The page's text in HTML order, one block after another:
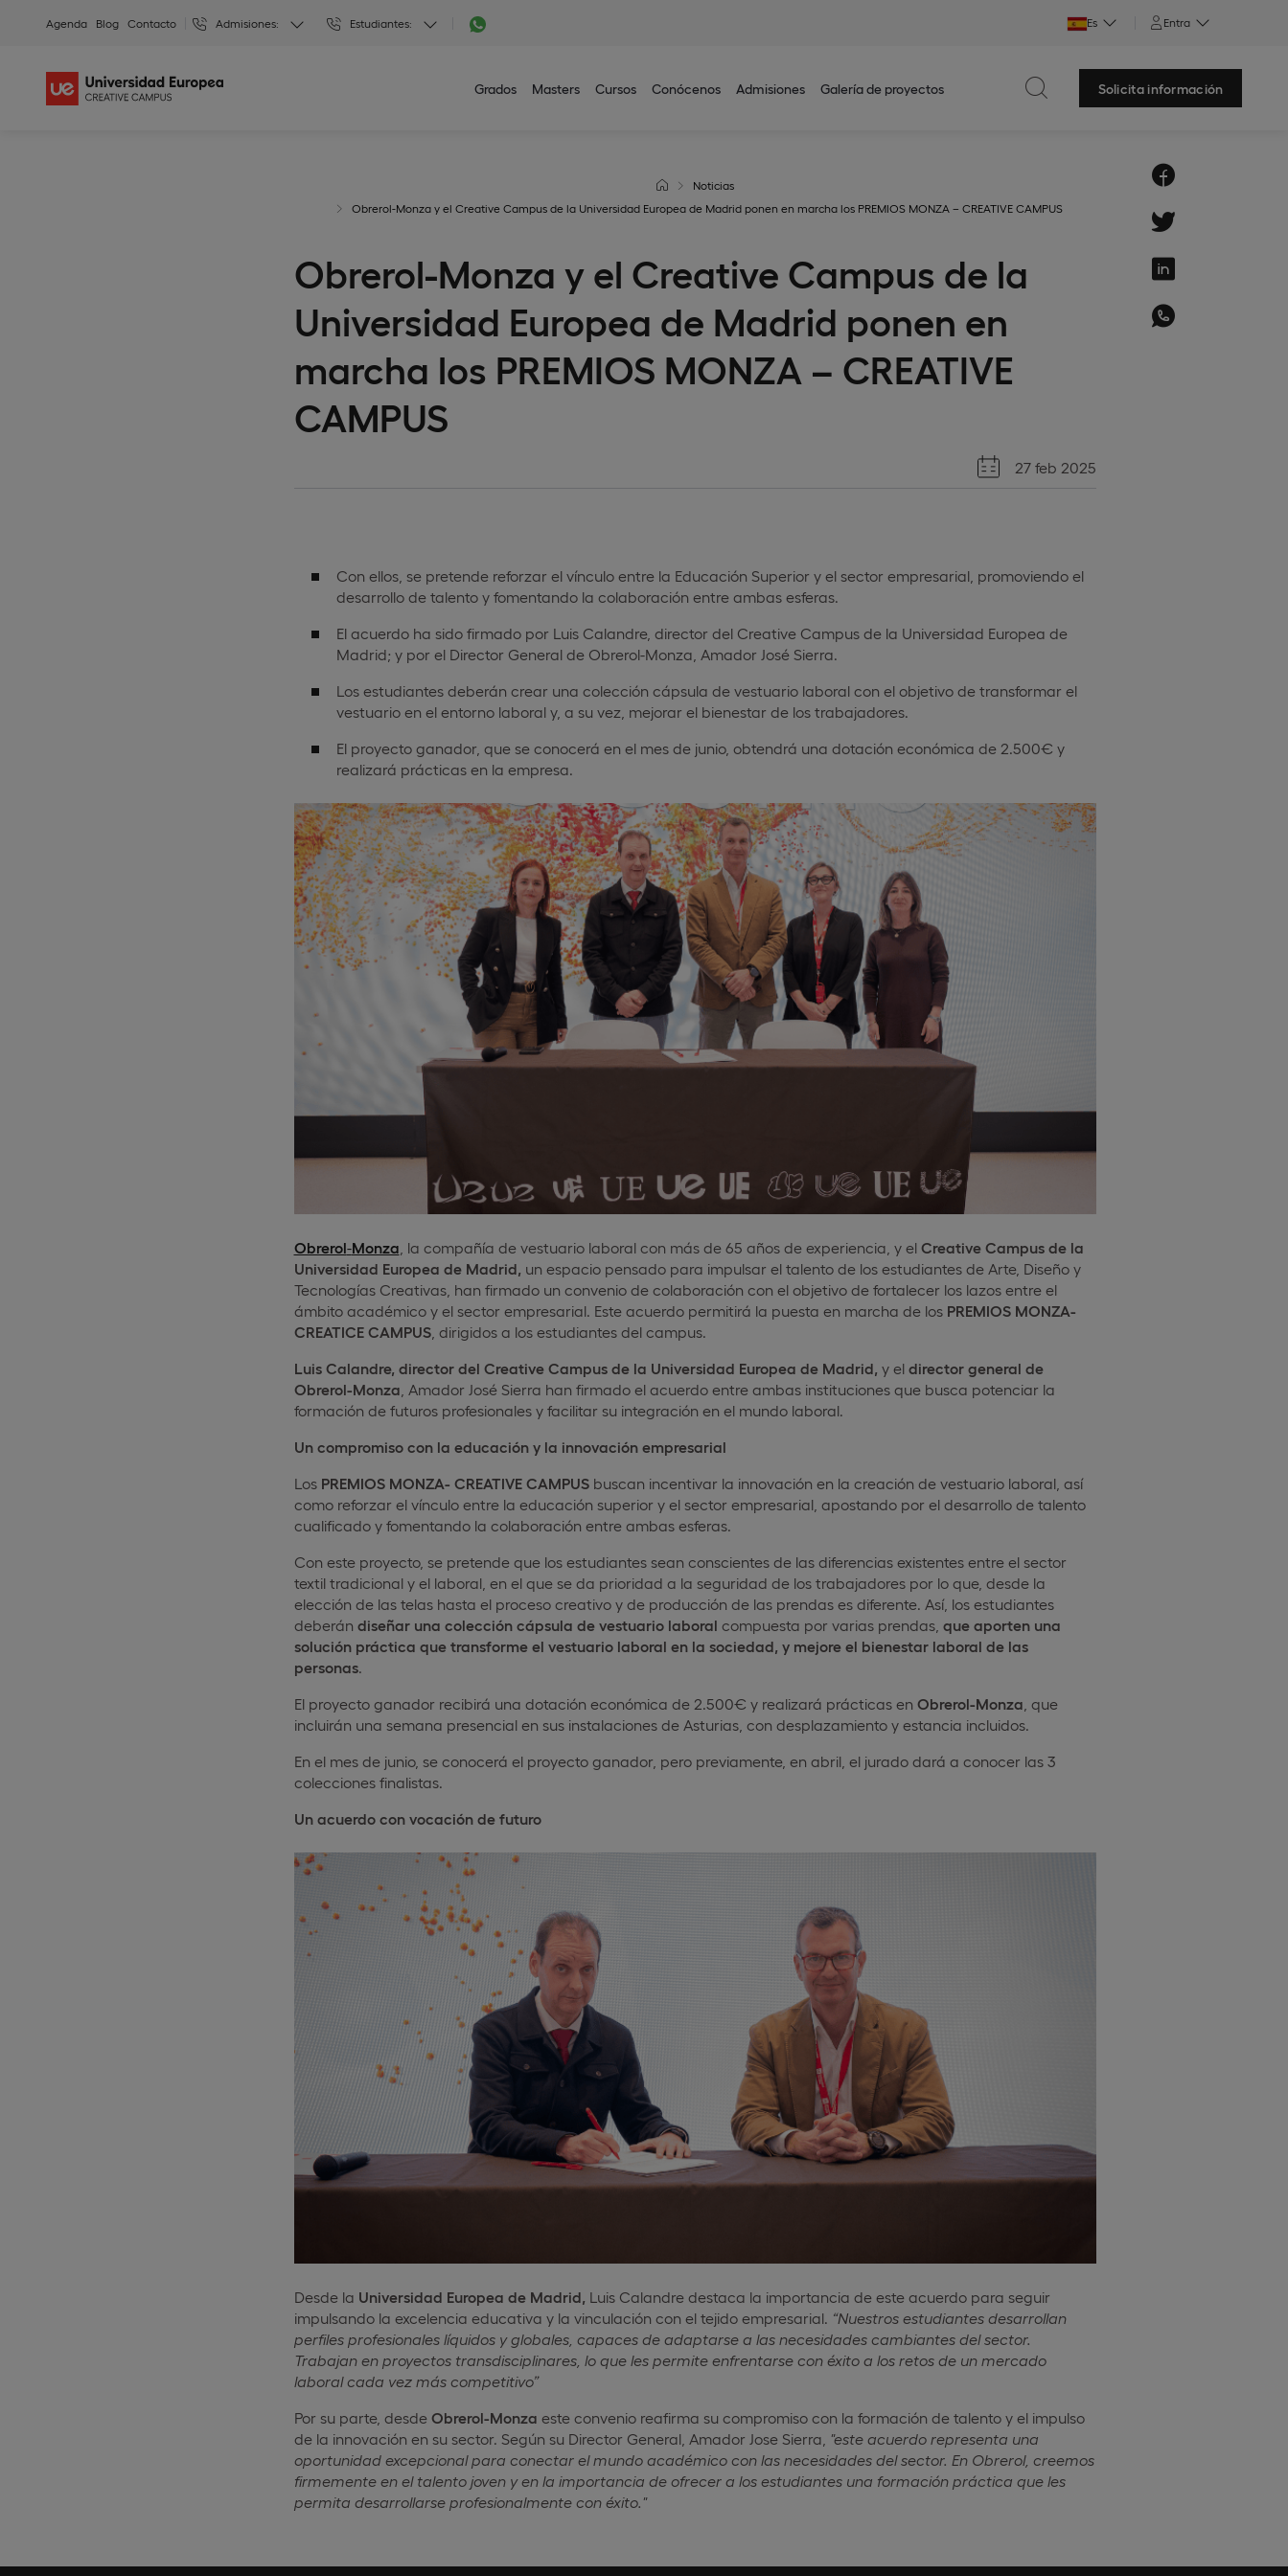
Agenda Blog Contacto Admisiones: Estudiantes: Es Entra
Grados Masters Cursos Conócenos Admisiones Galería de proyectos Solicita información
Noticias
Obrerol-Monza y el Creative Campus de la Universidad Europea de Madrid ponen en marcha los PREMIOS MONZA – CREATIVE CAMPUS
Obrerol-Monza y el Creative Campus de la
Universidad Europea de Madrid ponen en
marcha los PREMIOS MONZA – CREATIVE
CAMPUS
27 feb 2025
Con ellos, se pretende reforzar el vínculo entre la Educación Superior y el sector empresarial, promoviendo el
desarrollo de talento y fomentando la colaboración entre ambas esferas.
El acuerdo ha sido firmado por Luis Calandre, director del Creative Campus de la Universidad Europea de
Madrid; y por el Director General de Obrerol-Monza, Amador José Sierra.
Los estudiantes deberán crear una colección cápsula de vestuario laboral con el objetivo de transformar el
vestuario en el entorno laboral y, a su vez, mejorar el bienestar de los trabajadores.
El proyecto ganador, que se conocerá en el mes de junio, obtendrá una dotación económica de 2.500€ y
realizará prácticas en la empresa.
Obrerol-Monza , la compañía de vestuario laboral con más de 65 años de experiencia, y el Creative Campus de la
Universidad Europea de Madrid, un espacio pensado para impulsar el talento de los estudiantes de Arte, Diseño y
Tecnologías Creativas, han firmado un convenio de colaboración con el objetivo de fortalecer los lazos entre el
ámbito académico y el sector empresarial. Este acuerdo permitirá la puesta en marcha de los PREMIOS MONZA-
CREATICE CAMPUS, dirigidos a los estudiantes del campus.
Luis Calandre, director del Creative Campus de la Universidad Europea de Madrid, y eldirector general de
Obrerol-Monza , Amador José Sierra han firmado el acuerdo entre ambas instituciones que busca potenciar la
formación de futuros profesionales y facilitar su integración en el mundo laboral.
Un compromiso con la educación y la innovación empresarial
Los PREMIOS MONZA- CREATIVE CAMPUSbuscan incentivar la innovación en la creación de vestuario laboral, así
como reforzar el vínculo entre la educación superior y el sector empresarial, apostando por el desarrollo de talento
cualificado y fomentando la colaboración entre ambas esferas.
Con este proyecto, se pretende que los estudiantes sean conscientes de las diferencias existentes entre el sector
textil tradicional y el laboral, en el que se da prioridad a la seguridad de los trabajadores por lo que, desde la
elección de las telas hasta el proceso creativo y de producción de las prendas es diferente. Así, los estudiantes
deberán diseñar una colección cápsula de vestuario laboral compuesta por varias prendas, que aporten una
solución práctica que transforme el vestuario laboral en la sociedad, y mejore el bienestar laboral de las
personas.
El proyecto ganador recibirá una dotación económica de 2.500€ y realizará prácticas en Obrerol-Monza , que
incluirán una semana presencial en sus instalaciones de Asturias, con desplazamiento y estancia incluidos.
En el mes de junio, se conocerá el proyecto ganador, pero previamente, en abril, el jurado dará a conocer las 3
colecciones finalistas.
Un acuerdo con vocación de futuro
Desde la Universidad Europea de Madrid, Luis Calandre destaca la importancia de este acuerdo para seguir
impulsando la excelencia educativa y la vinculación con el tejido empresarial. “Nuestros estudiantes desarrollan
perfiles profesionales líquidos y globales, capaces de adaptarse a las necesidades cambiantes del sector.
Trabajan en proyectos transdisciplinares, lo que les permite enfrentarse con éxito a los retos de un mercado
laboral cada vez más competitivo”
Por su parte, desde Obrerol-Monza este convenio reafirma su compromiso con la formación de talento y el impulso
de la innovación en su sector. Según su Director General, Amador Jose Sierra, "este acuerdo representa una
oportunidad excepcional para conectar el mundo académico con las necesidades del sector. En Obrerol, creemos
firmemente en el talento joven y en la importancia de ofrecer a los estudiantes una formación práctica que les
permita desarrollarse profesionalmente con éxito."